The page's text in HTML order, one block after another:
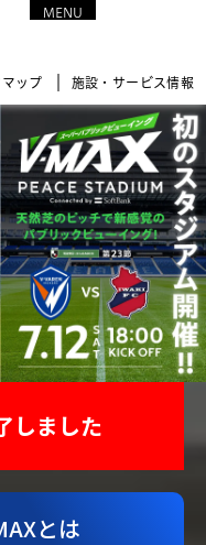
マップ 施設・サービス情報
MENU
しました
とは